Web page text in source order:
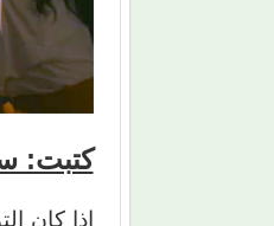
كتبت:
إذا كان